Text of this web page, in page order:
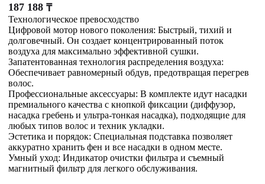
187 188 ₸
Технологическое превосходство
Цифровой мотор нового поколения: Быстрый, тихий и
долговечный. Он создает концентрированный поток
воздуха для максимально эффективной сушки.
Запатентованная технология распределения воздуха:
Обеспечивает равномерный обдув, предотвращая перегрев
волос.
Профессиональные аксессуары: В комплекте идут насадки
премиального качества с кнопкой фиксации (диффузор,
насадка гребень и ультра-тонкая насадка), подходящие для
любых типов волос и техник укладки.
Эстетика и порядок: Специальная подставка позволяет
аккуратно хранить фен и все насадки в одном месте.
Умный уход: Индикатор очистки фильтра и съемный
магнитный фильтр для легкого обслуживания.